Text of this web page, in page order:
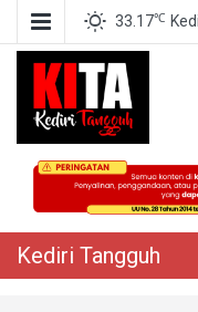
33.17℃
Kediri
Berita Akurat Terpercaya
Kediri Tangguh